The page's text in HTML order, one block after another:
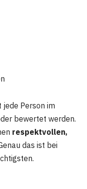
jede Person im
bewertet werden.
respektvollen,
das ist bei